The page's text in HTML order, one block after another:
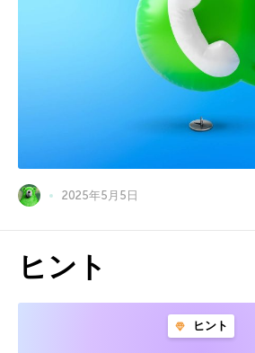
2025年5月5日
ヒント
ヒント